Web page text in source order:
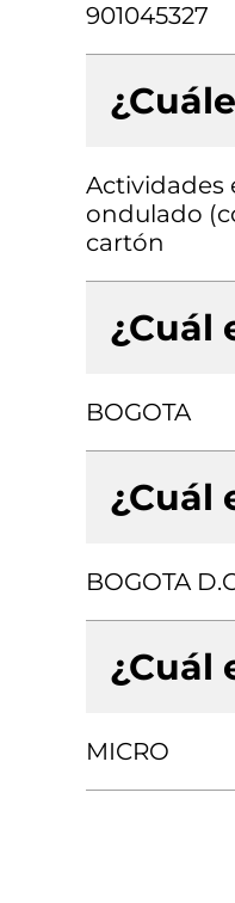
901045327
Actividades
ondulado
cartón
¿Cuál
BOGOTA
¿Cuál
BOGOTA
¿Cuál
MICRO